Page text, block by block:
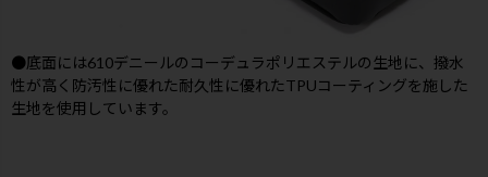
●底面には610デニールのコーデュラポリエステルの生地に、撥水
性が高く防汚性に優れた耐久性に優れたTPUコーティングを施した
生地を使用しています。